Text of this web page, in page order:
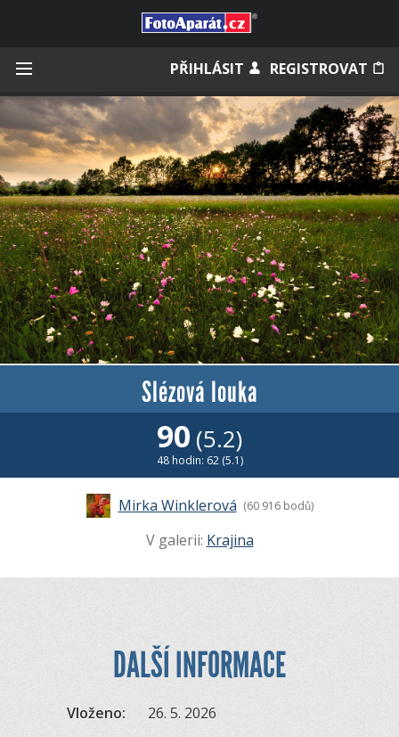
PŘIHLÁSIT REGISTROVAT
Zapamatovat
Zapomněli jste heslo?
Měli jste účet na starém webu?
Slézová louka
90 (5.2)
48 hodin: 62 (5.1)
Mirka Winklerová (60 916 bodů)
V galerii: Krajina
DALŠÍ INFORMACE
Vloženo:
26. 5. 2026